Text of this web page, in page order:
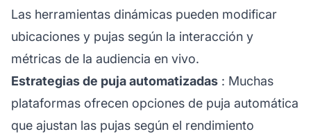
Las herramientas dinámicas pueden modificar
ubicaciones y pujas según la interacción y
métricas de la audiencia en vivo.
Estrategias de puja automatizadas : Muchas
plataformas ofrecen opciones de puja automática
que ajustan las pujas según el rendimiento